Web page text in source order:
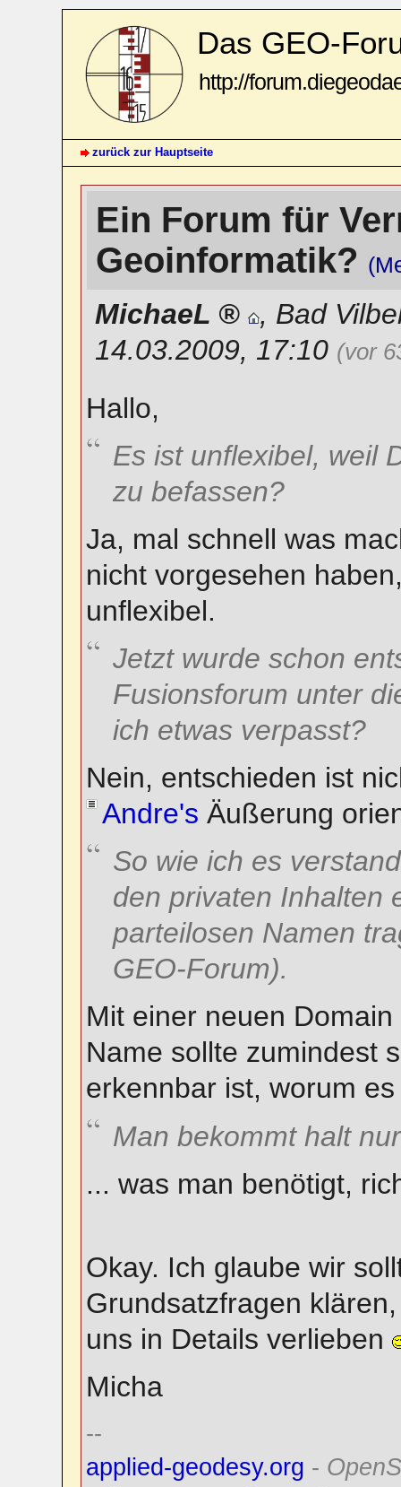
Das GEO-
http://
zurück zur Hauptseite
Ein Forum für
Geoinformatik?
MichaeL , Bad
14.03.2009, 17:10 (vor
Hallo,
Es ist unflexibel, weil
zu befassen?
Ja, mal schnell was
nicht vorgesehen
unflexibel.
Jetzt wurde schon
Fusionsforum unter
ich etwas verpasst?
Nein, entschieden ist
Andre's Äußerung
So wie ich es
den privaten Inhalten
parteilosen Namen
GEO-Forum).
Mit einer neuen
Name sollte zumindest
erkennbar ist, worum
Man bekommt halt
... was man benötigt,
Okay. Ich glaube wir
Grundsatzfragen
uns in Details verlieben
Micha
--
applied-geodesy.org -